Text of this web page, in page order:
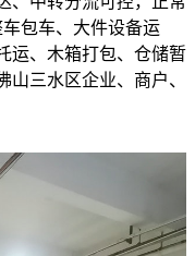
包车、大件设备运
运、木箱打包、仓储暂
三水区企业、商户、